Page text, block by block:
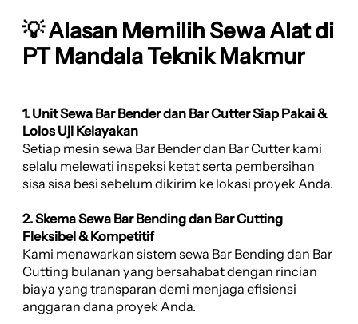
💡 Alasan Memilih Sewa Alat di
PT Mandala Teknik Makmur
1. Unit Sewa Bar Bender dan Bar Cutter Siap Pakai &
Lolos Uji Kelayakan
Setiap mesin sewa Bar Bender dan Bar Cutter kami
selalu melewati inspeksi ketat serta pembersihan
sisa sisa besi sebelum dikirim ke lokasi proyek Anda.
2. Skema Sewa Bar Bending dan Bar Cutting
Fleksibel & Kompetitif
Kami menawarkan sistem sewa Bar Bending dan Bar
Cutting bulanan yang bersahabat dengan rincian
biaya yang transparan demi menjaga efisiensi
anggaran dana proyek Anda.